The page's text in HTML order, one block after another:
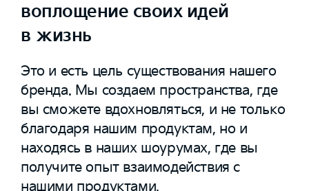
воплощение своих идей
в жизнь
Это и есть цель существования нашего
бренда. Мы создаем пространства, где
вы сможете вдохновляться, и не только
благодаря нашим продуктам, но и
находясь в наших шоурумах, где вы
получите опыт взаимодействия с
нашими продуктами.